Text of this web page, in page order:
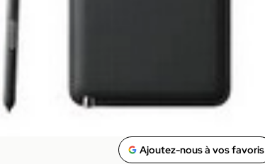
Ajoutez-nous à vos favoris